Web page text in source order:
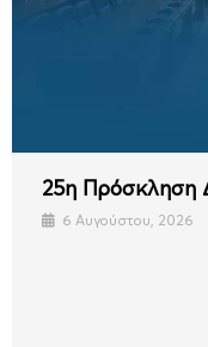
25η Πρόσκληση
6 Αυγούστου, 2026